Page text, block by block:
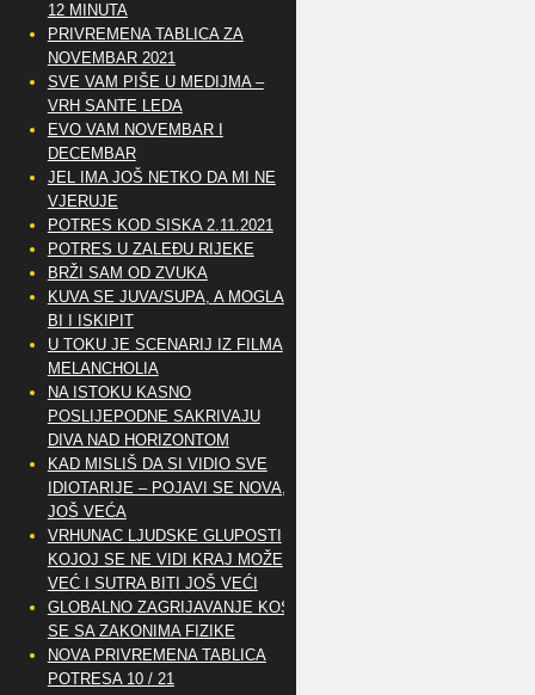
12 MINUTA
PRIVREMENA TABLICA ZA
NOVEMBAR 2021
SVE VAM PIŠE U MEDIJMA –
VRH SANTE LEDA
EVO VAM NOVEMBAR I
DECEMBAR
JEL IMA JOŠ NETKO DA MI NE
VJERUJE
POTRES KOD SISKA 2.11.2021
POTRES U ZALEĐU RIJEKE
BRŽI SAM OD ZVUKA
KUVA SE JUVA/SUPA, A MOGLA
BI I ISKIPIT
U TOKU JE SCENARIJ IZ FILMA
MELANCHOLIA
NA ISTOKU KASNO
POSLIJEPODNE SAKRIVAJU
DIVA NAD HORIZONTOM
KAD MISLIŠ DA SI VIDIO SVE
IDIOTARIJE – POJAVI SE NOVA,..
JOŠ VEĆA
VRHUNAC LJUDSKE GLUPOSTI
KOJOJ SE NE VIDI KRAJ MOŽE
VEĆ I SUTRA BITI JOŠ VEĆI
GLOBALNO ZAGRIJAVANJE KOSI
SE SA ZAKONIMA FIZIKE
NOVA PRIVREMENA TABLICA
POTRESA 10 / 21